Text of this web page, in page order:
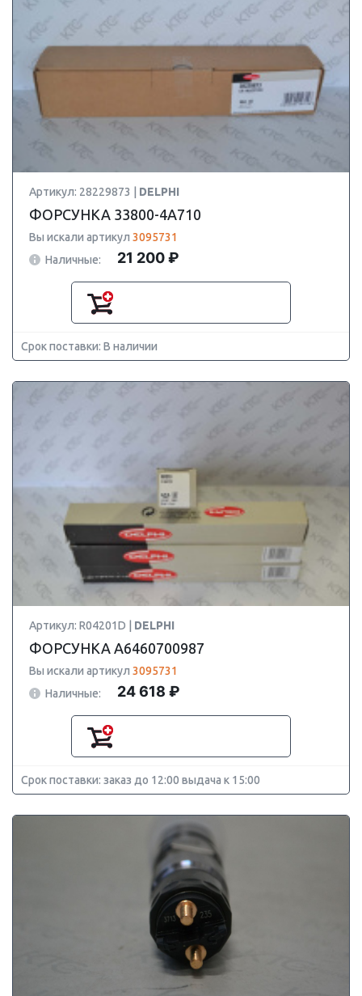
Артикул: 28229873 | DELPHI
ФОРСУНКА 33800-4A710
Вы искали артикул 3095731
Наличные:
21 200 ₽
Срок поставки: В наличии
Артикул: R04201D | DELPHI
ФОРСУНКА A6460700987
Вы искали артикул 3095731
Наличные:
24 618 ₽
Срок поставки: заказ до 12:00 выдача к 15:00